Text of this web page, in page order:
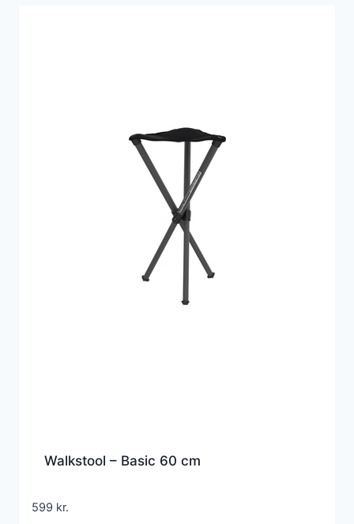
Walkstool – Basic 60 cm
599 kr.